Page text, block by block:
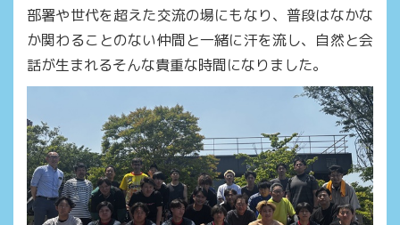
部署や世代を超えた交流の場にもなり、普段はなかな
か関わることのない仲間と一緒に汗を流し、自然と会
話が生まれるそんな貴重な時間になりました。